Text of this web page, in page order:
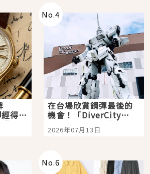
得起
五
No.4
在台場欣賞鋼彈最後的
機會！「DiverCity
Tokyo Plaza」搭船、
購物、美食及夜景，一
2026年07月13日
No.6